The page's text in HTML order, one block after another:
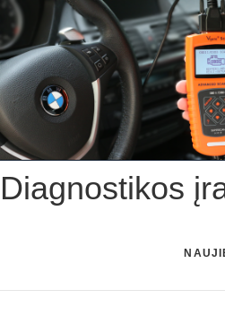
Skip
to
content
Diagnostikos